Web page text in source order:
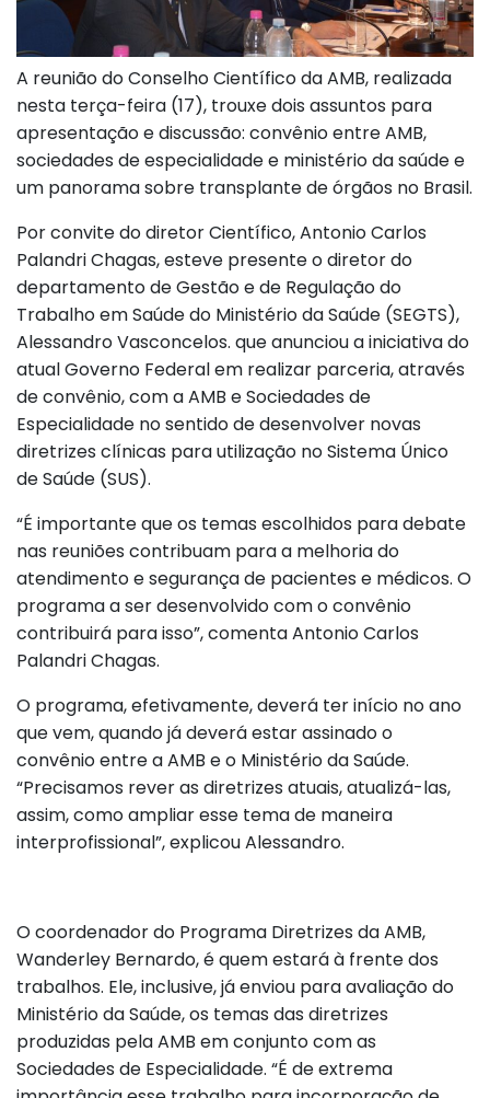
A reunião do Conselho Científico da AMB, realizada
nesta terça-feira (17), trouxe dois assuntos para
apresentação e discussão: convênio entre AMB,
sociedades de especialidade e ministério da saúde e
um panorama sobre transplante de órgãos no Brasil.
Por convite do diretor Científico, Antonio Carlos
Palandri Chagas, esteve presente o diretor do
departamento de Gestão e de Regulação do
Trabalho em Saúde do Ministério da Saúde (SEGTS),
Alessandro Vasconcelos. que anunciou a iniciativa do
atual Governo Federal em realizar parceria, através
de convênio, com a AMB e Sociedades de
Especialidade no sentido de desenvolver novas
diretrizes clínicas para utilização no Sistema Único
de Saúde (SUS).
“É importante que os temas escolhidos para debate
nas reuniões contribuam para a melhoria do
atendimento e segurança de pacientes e médicos. O
programa a ser desenvolvido com o convênio
contribuirá para isso”, comenta Antonio Carlos
Palandri Chagas.
O programa, efetivamente, deverá ter início no ano
que vem, quando já deverá estar assinado o
convênio entre a AMB e o Ministério da Saúde.
“Precisamos rever as diretrizes atuais, atualizá-las,
assim, como ampliar esse tema de maneira
interprofissional”, explicou Alessandro.
O coordenador do Programa Diretrizes da AMB,
Wanderley Bernardo, é quem estará à frente dos
trabalhos. Ele, inclusive, já enviou para avaliação do
Ministério da Saúde, os temas das diretrizes
produzidas pela AMB em conjunto com as
Sociedades de Especialidade. “É de extrema